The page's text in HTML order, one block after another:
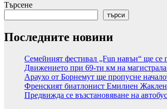
Търсене
търси
Последните новини
Семейният фестивал „Fun навън“ ще се
Движението при 69-ти км на
Араухо от Борнемут ще пропусне
Френският биатлонист Емилиен
Предвижда се възстановяване на